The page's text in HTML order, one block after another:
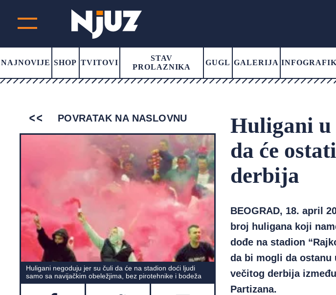
NAJNOVIJE SHOP TVITOVI
STAV
PROLAZNIKA
GUGL GALERIJA
POVRATAK NA NASLOVNU
Huligani negoduju jer su čuli da će na stadion doći ljudi
samo sa navijačkim obeležjima, bez pirotehnike i bodeža
Huligani u
da će
derbija
BEOGRAD, 18. april
broj huligana koji
dođe na stadion
da bi mogli da ostanu
večitog derbija
Partizana.